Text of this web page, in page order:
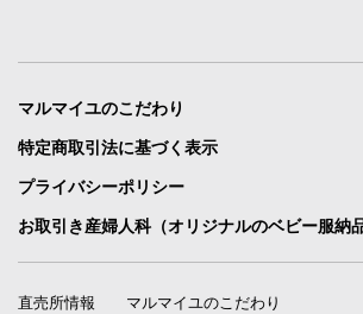
マルマイユのこだわり
特定商取引法に基づく表示
プライバシーポリシー
お取引き産婦人科（オリジナルのベビー服納品
直売所情報
マルマイユのこだわり